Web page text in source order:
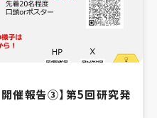
催報告③】第5回研究発